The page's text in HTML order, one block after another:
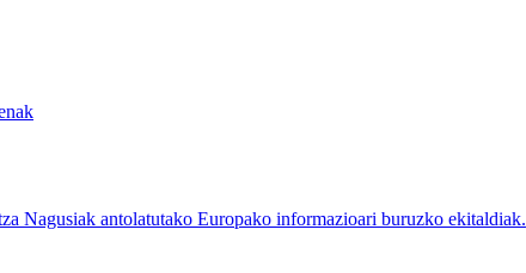
Nagusiak antolatutako Europako informazioari buruzko ekitaldiak.